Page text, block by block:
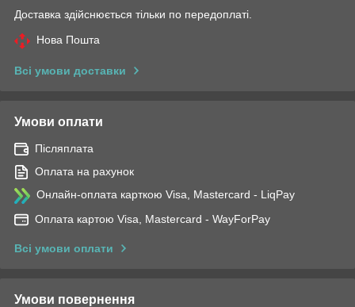
Доставка здійснюється тільки по передоплаті.
Нова Пошта
Всі умови доставки
Умови оплати
Післяплата
Оплата на рахунок
Онлайн-оплата карткою Visa, Mastercard - LiqPay
Оплата картою Visa, Mastercard - WayForPay
Всі умови оплати
Умови повернення